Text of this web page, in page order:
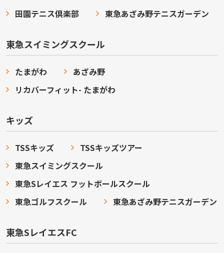
田園テニス倶楽部 東急あざみ野テニスガーデン
東急スイミングスクール
たまがわ
あざみ野
リカバーフィット- たまがわ
キッズ
TSSキッズ
TSSキッズツアー
東急スイミングスクール
東急Sレイエス フットボールスクール
東急ゴルフスクール
東急あざみ野テニスガーデン
東急SレイエスFC